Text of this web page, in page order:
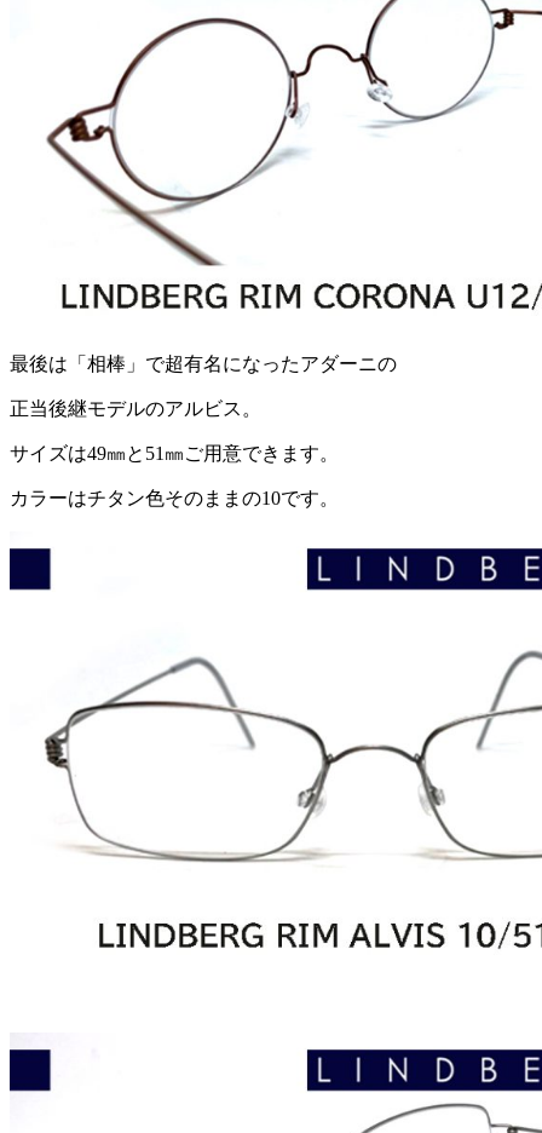
最後は「相棒」で超有名になったアダーニの
正当後継モデルのアルビス。
サイズは49㎜と51㎜ご用意できます。
カラーはチタン色そのままの10です。